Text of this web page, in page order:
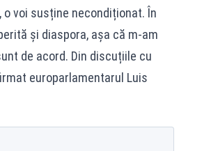
voi susține necondiționat. În
și diaspora, așa că m-am
de acord. Din discuțiile cu
europarlamentarul Luis